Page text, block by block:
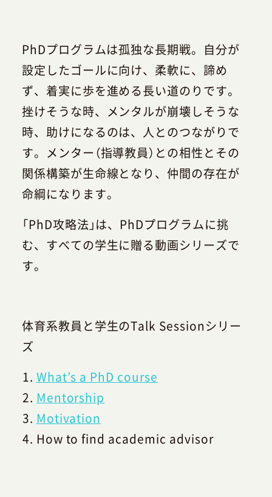
PhDプログラムは孤独な長期戦。自分が
設定したゴールに向け、柔軟に、諦め
ず、着実に歩を進める長い道のりです。
挫けそうな時、メンタルが崩壊しそうな
時、助けになるのは、人とのつながりで
す。メンター（指導教員）との相性とその
関係構築が生命線となり、仲間の存在が
命綱になります。
「PhD攻略法」は、PhDプログラムに挑
む、すべての学生に贈る動画シリーズで
す。
体育系教員と学生のTalk Sessionシリー
ズ
What’s a PhD course
Mentorship
Motivation
How to find academic advisor